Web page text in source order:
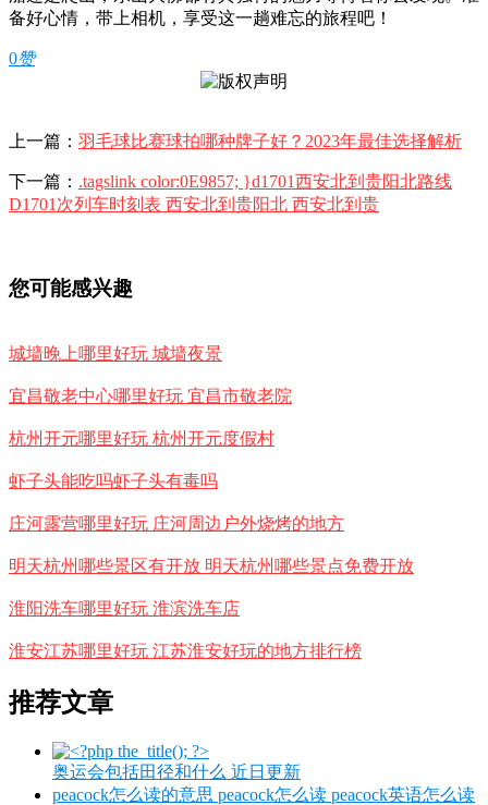
备好心情，带上相机，享受这一趟难忘的旅程吧！
0赞
上一篇： 羽毛球比赛球拍哪种牌子好？2023年最佳选择解析
下一篇： .tagslink color:0E9857; }d1701西安北到贵阳北路线
D1701次列车时刻表 西安北到贵阳北 西安北到贵
您可能感兴趣
城墙晚上哪里好玩 城墙夜景
宜昌敬老中心哪里好玩 宜昌市敬老院
杭州开元哪里好玩 杭州开元度假村
虾子头能吃吗虾子头有毒吗
庄河露营哪里好玩 庄河周边户外烧烤的地方
明天杭州哪些景区有开放 明天杭州哪些景点免费开放
淮阳洗车哪里好玩 淮滨洗车店
淮安江苏哪里好玩 江苏淮安好玩的地方排行榜
推荐文章
奥运会包括田径和什么 近日更新
peacock怎么读的意思 peacock怎么读 peacock英语怎么读